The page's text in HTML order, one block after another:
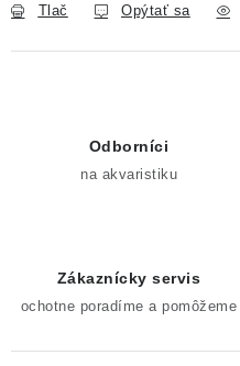
Tlač Opýtať sa
Odborníci
na akvaristiku
Zákaznícky servis
ochotne poradíme a pomôžeme